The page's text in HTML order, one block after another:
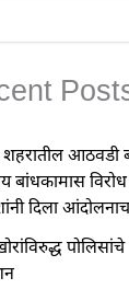
आठवडी
बांधकामास
दिला